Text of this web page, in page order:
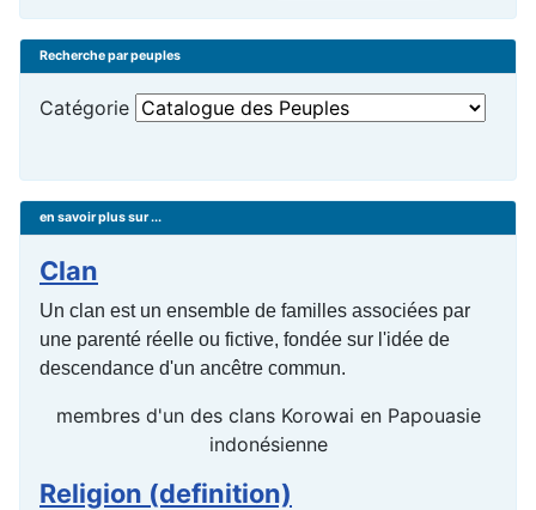
Recherche par peuples
Catégorie
en savoir plus sur ...
Clan
Un clan est un ensemble de familles associées par
une parenté réelle ou fictive, fondée sur l'idée de
descendance d'un ancêtre commun.
membres d'un des clans Korowai en Papouasie
indonésienne
Religion (definition)